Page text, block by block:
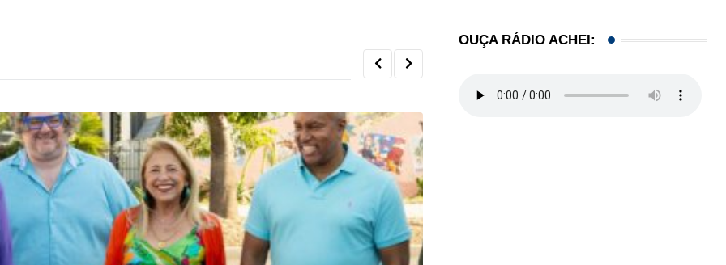
OUÇA RÁDIO ACHEI: